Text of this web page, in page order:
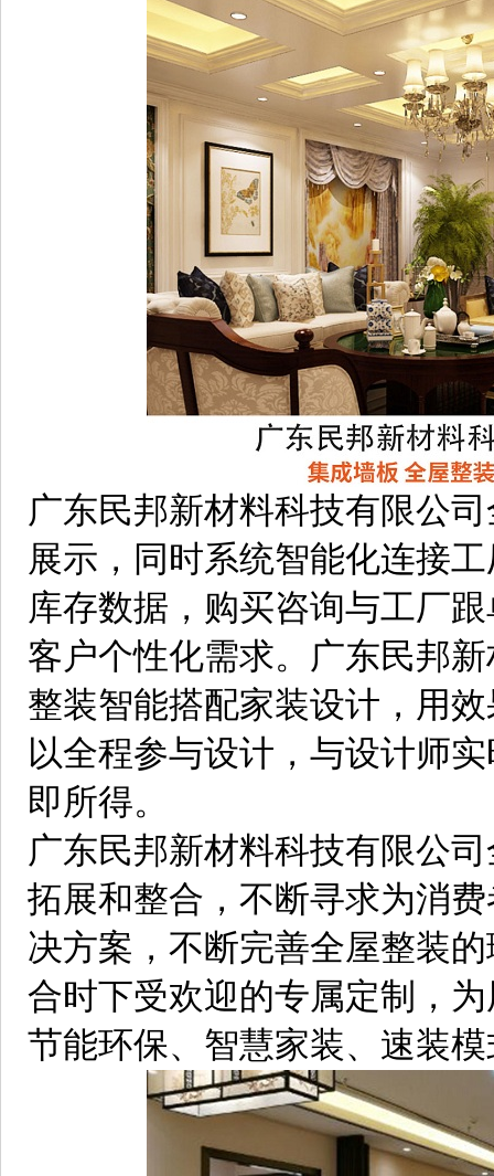
广东民邦新材料科技有限公
展示，同时系统智能化连接
库存数据，购买咨询与工厂
客户个性化需求。广东民邦
整装智能搭配家装设计，用
以全程参与设计，与设计师
即所得。
广东民邦新材料科技有限公
拓展和整合，不断寻求为消
决方案，不断完善全屋整装
合时下受欢迎的专属定制，
节能环保、智慧家装、速装